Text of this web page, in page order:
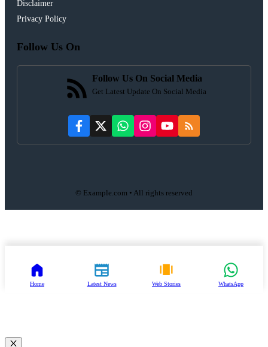
Disclaimer
Privacy Policy
Follow Us On
Follow Us On Social Media
Get Latest Update On Social Media
© Example.com • All rights reserved
Home Latest News Web Stories WhatsApp